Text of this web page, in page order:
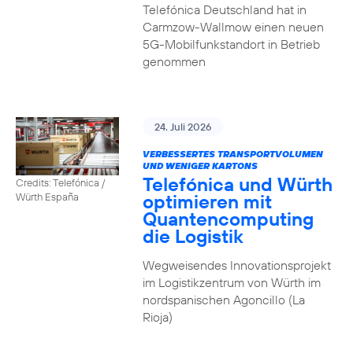
Telefónica Deutschland hat in
Carmzow-Wallmow einen neuen
5G-Mobilfunkstandort in Betrieb
genommen
Credits: Telefónica /
Würth España
24. Juli 2026
VERBESSERTES TRANSPORTVOLUMEN
UND WENIGER KARTONS
Telefónica und Würth
optimieren mit
Quantencomputing
die Logistik
Wegweisendes Innovationsprojekt
im Logistikzentrum von Würth im
nordspanischen Agoncillo (La
Rioja)